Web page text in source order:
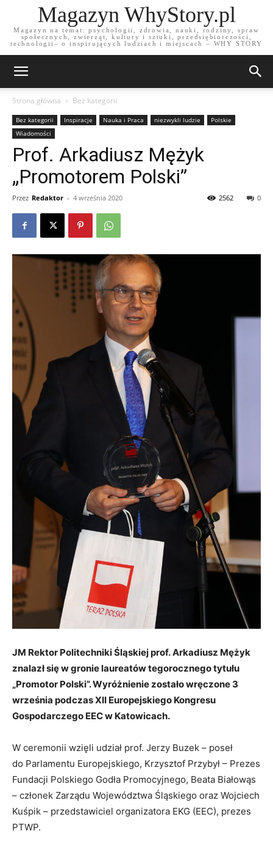
Magazyn WhyStory.pl
Magazyn na temat: psychologii, zdrowia, nauki, rodziny, spraw
społecznych, zwierząt, kultury i sztuki, przedsiębiorczości,
technologii– o inspirujących ludziach i miejscach – WHY STORY
Strona główna Bez kategorii
Bez kategorii Inspiracje Nauka i Praca niezwykli ludzie
Polskie
Wiadomości
Prof. Arkadiusz Mężyk
„Promotorem Polski”
Przez Redaktor - 4 września 2020 0
2562
JM Rektor Politechniki Śląskiej prof. Arkadiusz Mężyk
znalazł się w gronie laureatów tegorocznego tytułu
„Promotor Polski”. Wyróżnienie zostało wręczone 3
września podczas XII Europejskiego Kongresu
Gospodarczego EEC w Katowicach.
W ceremonii wzięli udział prof. Jerzy Buzek – poseł
do Parlamentu Europejskiego, Krzysztof Przybył – Prezes
Fundacji Polskiego Godła Promocyjnego, Beata Białowąs
– członek Zarządu Województwa Śląskiego oraz Wojciech
Kuśpik – przedstawiciel organizatora EKG (EEC), prezes
PTWP.